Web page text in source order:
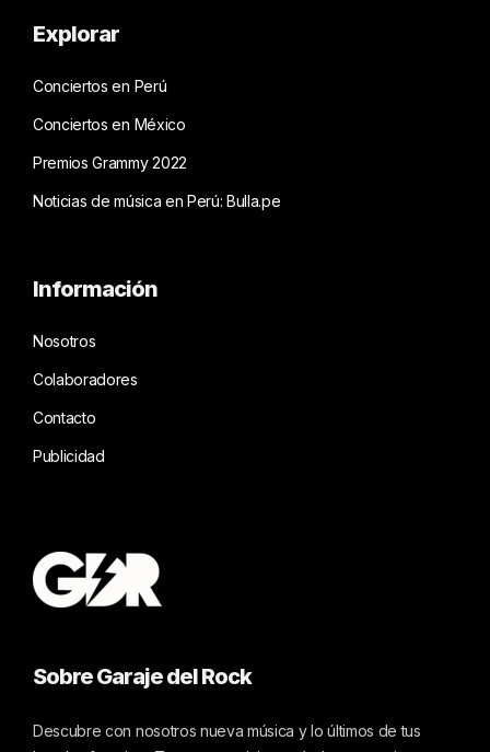
Explorar
Conciertos en Perú
Conciertos en México
Premios Grammy 2022
Noticias de música en Perú: Bulla.pe
Información
Nosotros
Colaboradores
Contacto
Publicidad
Sobre Garaje del Rock
Descubre con nosotros nueva música y lo últimos de tus